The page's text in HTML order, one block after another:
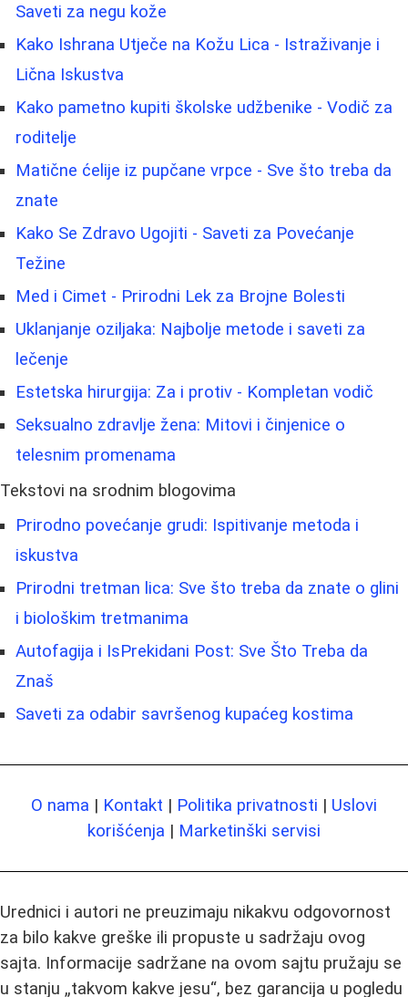
Saveti za negu kože
Kako Ishrana Utječe na Kožu Lica - Istraživanje i
Lična Iskustva
Kako pametno kupiti školske udžbenike - Vodič za
roditelje
Matične ćelije iz pupčane vrpce - Sve što treba da
znate
Kako Se Zdravo Ugojiti - Saveti za Povećanje
Težine
Med i Cimet - Prirodni Lek za Brojne Bolesti
Uklanjanje oziljaka: Najbolje metode i saveti za
lečenje
Estetska hirurgija: Za i protiv - Kompletan vodič
Seksualno zdravlje žena: Mitovi i činjenice o
telesnim promenama
Tekstovi na srodnim blogovima
Prirodno povećanje grudi: Ispitivanje metoda i
iskustva
Prirodni tretman lica: Sve što treba da znate o glini
i biološkim tretmanima
Autofagija i IsPrekidani Post: Sve Što Treba da
Znaš
Saveti za odabir savršenog kupaćeg kostima
O nama | Kontakt | Politika privatnosti | Uslovi
korišćenja | Marketinški servisi
Urednici i autori ne preuzimaju nikakvu odgovornost
za bilo kakve greške ili propuste u sadržaju ovog
sajta. Informacije sadržane na ovom sajtu pružaju se
u stanju „takvom kakve jesu“, bez garancija u pogledu